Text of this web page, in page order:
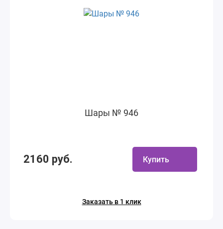
Шары № 946
2160 руб. Купить
Заказать в 1 клик